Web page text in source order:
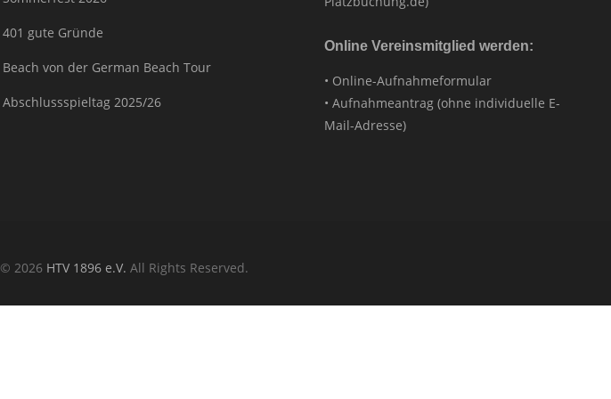
401 gute Gründe
Beach von der German Beach Tour
Abschlussspieltag 2025/26
Online Vereinsmitglied werden:
• Online-Aufnahmeformular
• Aufnahmeantrag (ohne individuelle E-
Mail-Adresse)
© 2026 HTV 1896 e.V. All Rights Reserved.